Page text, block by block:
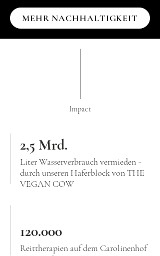
MEHR NACHHALTIGKEIT
Impact
2,5 Mrd.
Liter Wasserverbrauch vermieden -
durch unseren Haferblock von THE
VEGAN COW
120.000
Reittherapien auf dem Carolinenhof